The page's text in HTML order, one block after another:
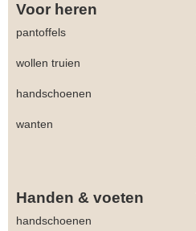
Voor heren
pantoffels
wollen truien
handschoenen
wanten
Handen & voeten
handschoenen